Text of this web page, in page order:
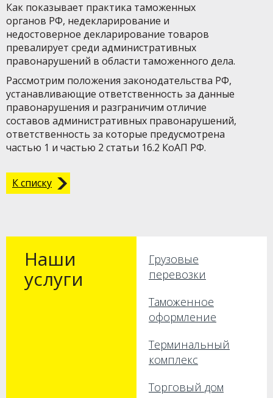
Как показывает практика таможенных
органов РФ, недекларирование и
недостоверное декларирование товаров
превалирует среди административных
правонарушений в области таможенного дела.
Рассмотрим положения законодательства РФ,
устанавливающие ответственность за данные
правонарушения и разграничим отличие
составов административных правонарушений,
ответственность за которые предусмотрена
частью 1 и частью 2 статьи 16.2 КоАП РФ.
К списку
Наши
услуги
Грузовые
перевозки
Таможенное
оформление
Терминальный
комплекс
Торговый дом